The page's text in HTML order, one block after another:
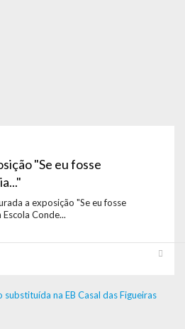
"Se eu fosse
a exposição "Se eu fosse
Conde...